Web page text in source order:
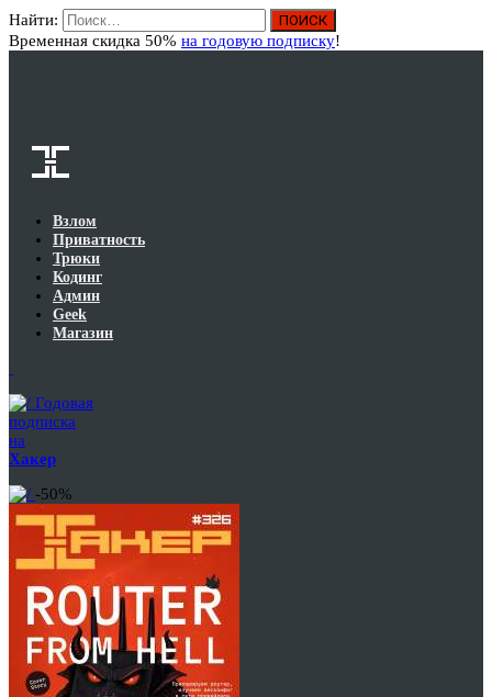
Найти:
Временная скидка 50% на годовую подписку!
Взлом
Приватность
Трюки
Кодинг
Админ
Geek
Магазин
Годовая
подписка
на
Хакер
-50%